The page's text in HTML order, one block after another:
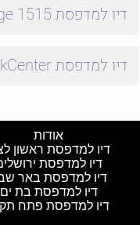
דיו למדפסת hp advantage 1515 יבנה
דיו למדפסת Xerox WorkCenter חיפה
אודות
דיו למדפסת ראשון
דיו למדפסת
דיו למדפסת באר
דיו למדפסת בת ים
דיו למדפסת פתח